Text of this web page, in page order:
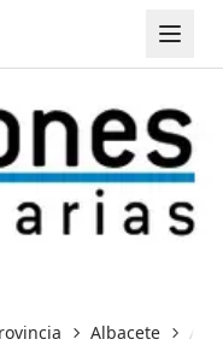
Albacete